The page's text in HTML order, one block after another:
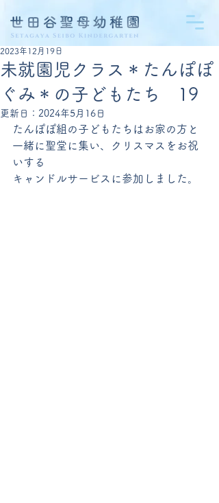
未就園児クラス＊たんぽぽ
ぐみ＊の子どもたち 19
2023年12月19日
更新日： 2024年5月16日
たんぽぽ組の子どもたちはお家の方と
一緒に聖堂に集い、クリスマスをお祝
いする
キャンドルサービスに参加しました。